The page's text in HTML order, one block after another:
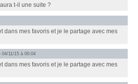
t-il une suite ?
dans mes favoris et je le partage avec mes
04/11/15 à 00:04
dans mes favoris et je le partage avec mes